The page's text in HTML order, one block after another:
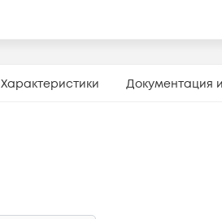
Характеристики Документация